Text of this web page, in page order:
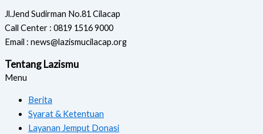
Jl.Jend Sudirman No.81 Cilacap
Call Center : 0819 1516 9000
Email : news@lazismucilacap.org
Tentang Lazismu
Menu
Berita
Syarat & Ketentuan
Layanan Jemput Donasi